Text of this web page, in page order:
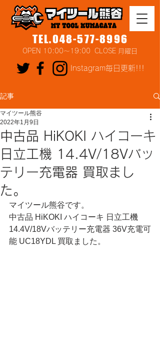
TEL.048-577-8996
OPEN 10:00～19:00 CLOSE 月曜日
Instagram毎日更新!!!
記事
中古品 HiKOKI ハイコーキ
日立工機 14.4V/18Vバッ
テリー充電器 買取まし
た。
マイツール熊谷
2022年1月9日
マイツール熊谷です。
中古品 HiKOKI ハイコーキ 日立工機
14.4V/18Vバッテリー充電器 36V充電可
能 UC18YDL 買取ました。